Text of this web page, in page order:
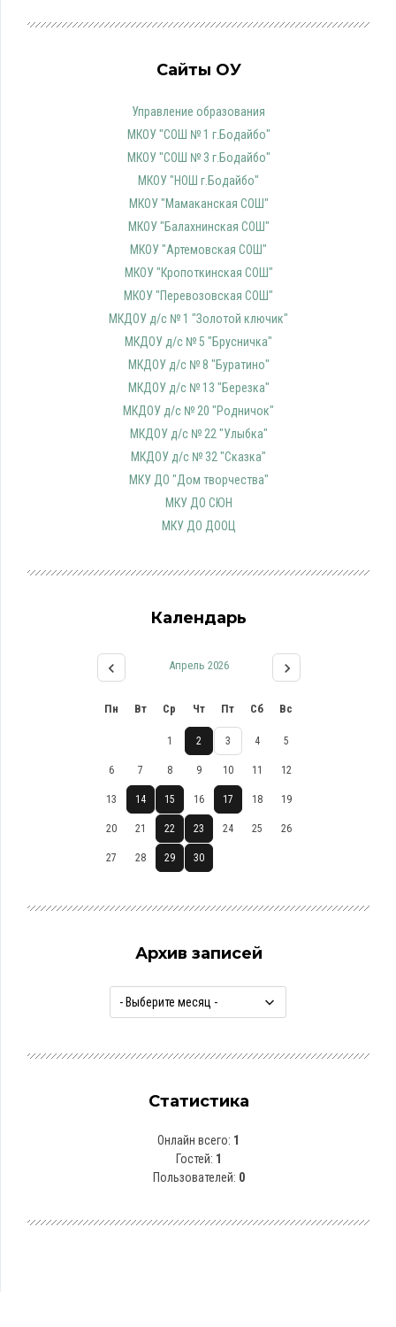
Сайты ОУ
Управление образования
МКОУ "СОШ № 1 г.Бодайбо"
МКОУ "СОШ № 3 г.Бодайбо"
МКОУ "НОШ г.Бодайбо"
МКОУ "Мамаканская СОШ"
МКОУ "Балахнинская СОШ"
МКОУ "Артемовская СОШ"
МКОУ "Кропоткинская СОШ"
МКОУ "Перевозовская СОШ"
МКДОУ д/с № 1 "Золотой ключик"
МКДОУ д/с № 5 "Брусничка"
МКДОУ д/с № 8 "Буратино"
МКДОУ д/с № 13 "Березка"
МКДОУ д/с № 20 "Родничок"
МКДОУ д/с № 22 "Улыбка"
МКДОУ д/с № 32 "Сказка"
МКУ ДО "Дом творчества"
МКУ ДО СЮН
МКУ ДО ДООЦ
Календарь
Апрель 2026
Пн Вт Ср Чт Пт Сб Вс
1 2 3 4 5
6 7 8 9 10 11 12
13 14 15 16 17 18 19
20 21 22 23 24 25 26
27 28 29 30
Архив записей
Статистика
Онлайн всего: 1
Гостей: 1
Пользователей: 0